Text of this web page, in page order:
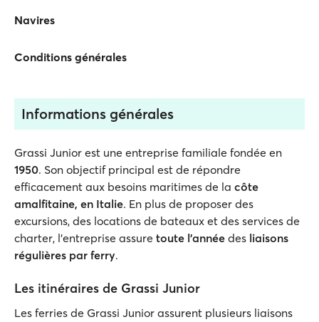
Navires
Conditions générales
Informations générales
Grassi Junior est une entreprise familiale fondée en
1950. Son objectif principal est de répondre
efficacement aux besoins maritimes de la côte
amalfitaine, en Italie. En plus de proposer des
excursions, des locations de bateaux et des services de
charter, l’entreprise assure toute l'année des liaisons
régulières par ferry.
Les itinéraires de Grassi Junior
Les ferries de Grassi Junior assurent plusieurs liaisons